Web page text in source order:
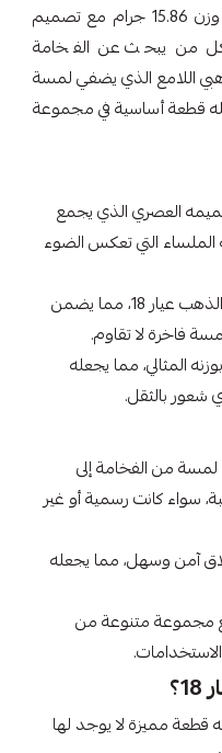
وزن 15.86 جرام مع تصميم
لكل من يبحث عن الفخامة
اللامع الذي يضفي لمسة
قطعة أساسية في مجموعة
العصري الذي يجمع
الملساء التي تعكس الضوء
: مصنوع من الذهب عيار 18، مما يضمن
فاخرة لا تقاوم.
المثالي، مما يجعله
شعور بالثقل.
من الفخامة إلى
سواء كانت رسمية أو غير
آمن وسهل، مما يجعله
مجموعة متنوعة من
قطعة مميزة لا يوجد لها